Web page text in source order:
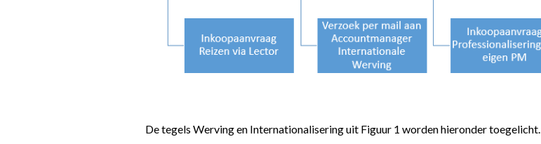
De tegels Werving en Internationalisering uit Figuur 1 worden hieronder toegelicht.